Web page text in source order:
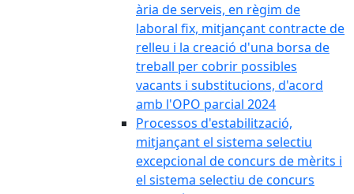
ària de serveis, en règim de
laboral fix, mitjançant contracte de
relleu i la creació d'una borsa de
treball per cobrir possibles
vacants i substitucions, d'acord
amb l'OPO parcial 2024
Processos d'estabilització,
mitjançant el sistema selectiu
excepcional de concurs de mèrits i
el sistema selectiu de concurs